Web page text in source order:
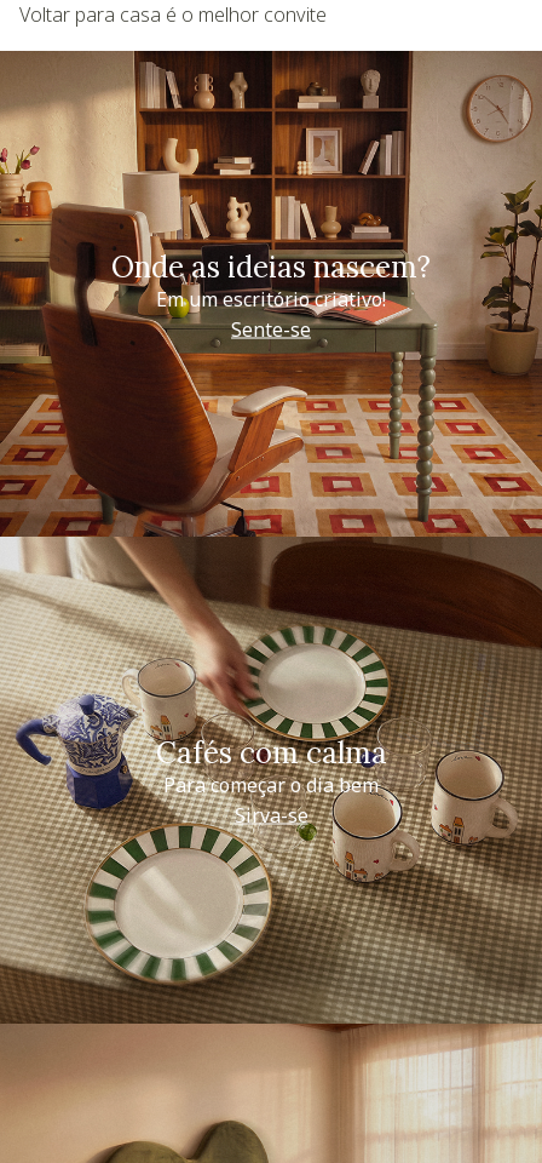
Voltar para casa é o melhor convite
Onde as ideias nascem?
Em um escritório criativo!
Sente-se
Cafés com calma
Para começar o dia bem
Sirva-se